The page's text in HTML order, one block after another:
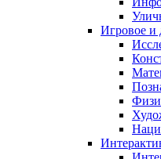
Игровое и